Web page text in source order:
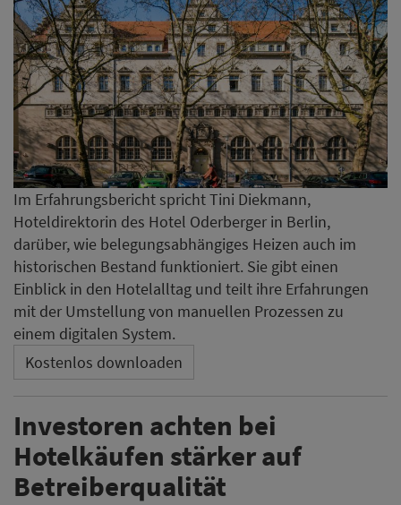
Im Erfahrungsbericht spricht Tini Diekmann,
Hoteldirektorin des Hotel Oderberger in Berlin,
darüber, wie belegungsabhängiges Heizen auch im
historischen Bestand funktioniert. Sie gibt einen
Einblick in den Hotelalltag und teilt ihre Erfahrungen
mit der Umstellung von manuellen Prozessen zu
einem digitalen System.
Kostenlos downloaden
Investoren achten bei
Hotelkäufen stärker auf
Betreiberqualität